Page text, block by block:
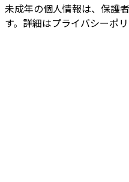
未成年の個人情報は、保護
す。詳細はプライバシーポ